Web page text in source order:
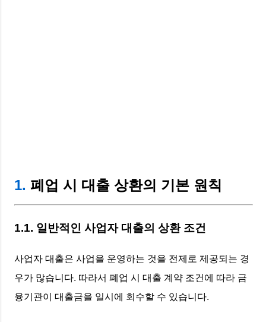
1. 폐업 시 대출 상환의 기본 원칙
1.1. 일반적인 사업자 대출의 상환 조건
사업자 대출은 사업을 운영하는 것을 전제로 제공되는 경
우가 많습니다. 따라서 폐업 시 대출 계약 조건에 따라 금
융기관이 대출금을 일시에 회수할 수 있습니다.